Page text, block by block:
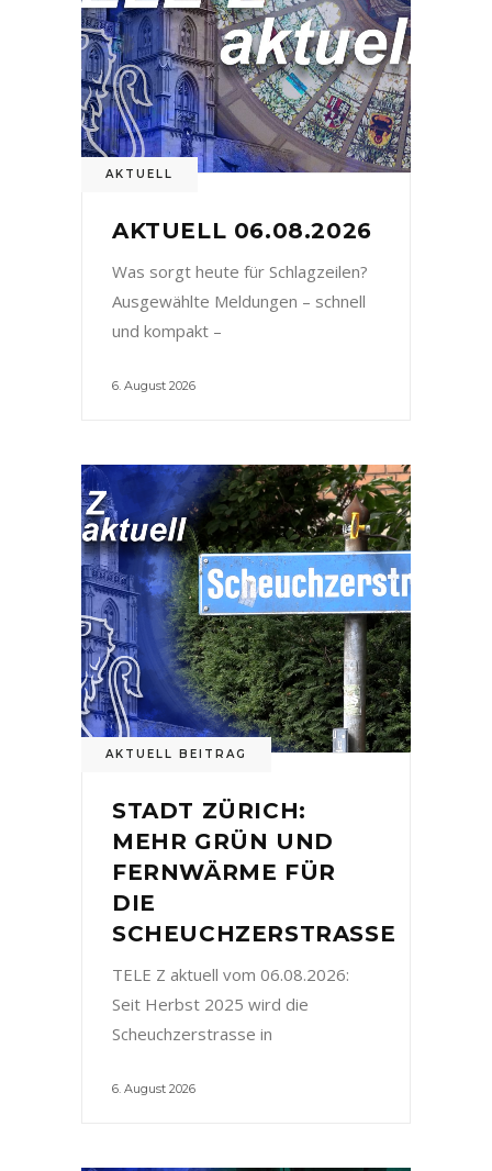
AKTUELL
AKTUELL 06.08.2026
Was sorgt heute für Schlagzeilen?
Ausgewählte Meldungen – schnell
und kompakt –
6. August 2026
AKTUELL BEITRAG
STADT ZÜRICH:
MEHR GRÜN UND
FERNWÄRME FÜR
DIE
SCHEUCHZERSTRASSE
TELE Z aktuell vom 06.08.2026:
Seit Herbst 2025 wird die
Scheuchzerstrasse in
6. August 2026